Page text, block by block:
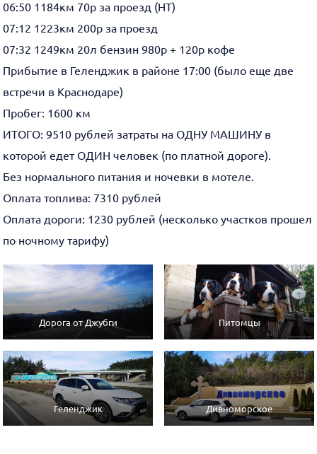
06:50 1184км 70р за проезд (НТ)
07:12 1223км 200р за проезд
07:32 1249км 20л бензин 980р + 120р кофе
Прибытие в Геленджик в районе 17:00 (было еще две
встречи в Краснодаре)
Пробег: 1600 км
ИТОГО: 9510 рублей затраты на ОДНУ МАШИНУ в
которой едет ОДИН человек (по платной дороге).
Без нормального питания и ночевки в мотеле.
Оплата топлива: 7310 рублей
Оплата дороги: 1230 рублей (несколько участков прошел
по ночному тарифу)
Дорога от Джубги Питомцы
Геленджик Дивноморское